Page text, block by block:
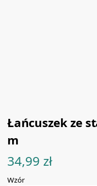
Łańcuszek ze
m
34,99 zł
Wzór